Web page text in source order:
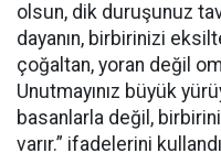
olsun, dik duruşunuz
dayanın, birbirinizi
çoğaltan, yoran değil
Unutmayınız büyük
basanlarla değil,
varır.” ifadelerini